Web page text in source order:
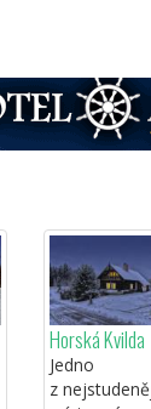
Horská Kvilda
Jedno
z